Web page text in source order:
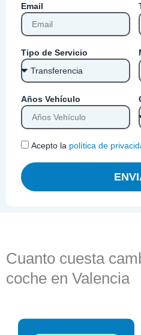
Email
Tipo de Servicio
Años Vehículo
Acepto la política de
Cuanto cuesta
coche en Valencia